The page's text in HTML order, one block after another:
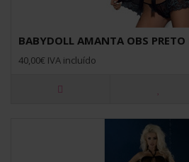
BABYDOLL AMANTA OBS PRETO
40,00€ IVA incluído